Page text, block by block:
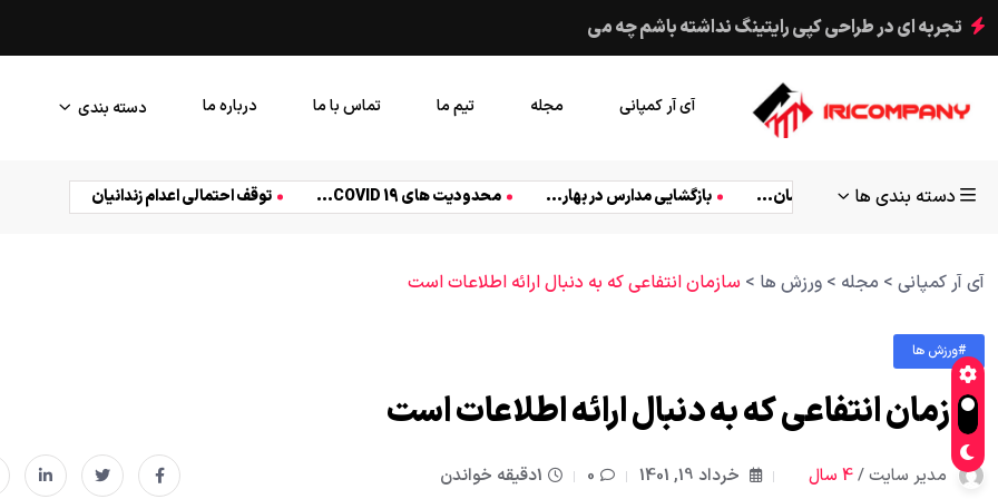
ملت های آفریقا برای نجات حیات وحش تجربه ای در طراحی کپی
آی آر کمپانی مجله تیم ما تماس با ما درباره ما دسته بندی
راحت حمایت پلیس از معترضان... بازگشایی مدارس در بهار... محدودیت های COVID 19... توقف احتمالی اعدام زندانیان ارتباط دادن امکانات پرطرفدار روش سبک زندگی سیاست شجاع غذا فنی
آی آر کمپانی > مجله > ورزش ها > سازمان انتفاعی که به دنبال ارائه اطلاعات است
#ورزش ها
سازمان انتفاعی که به دنبال ارائه اطلاعات است
مدیر سایت /4 سال خرداد 19, 1401 0 1دقیقه خواندن